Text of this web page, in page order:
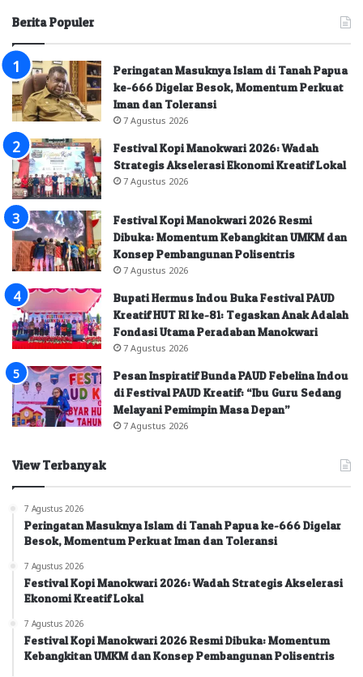
Berita Populer
Peringatan Masuknya Islam di Tanah Papua
ke-666 Digelar Besok, Momentum Perkuat
Iman dan Toleransi
7 Agustus 2026
Festival Kopi Manokwari 2026: Wadah
Strategis Akselerasi Ekonomi Kreatif Lokal
7 Agustus 2026
Festival Kopi Manokwari 2026 Resmi
Dibuka: Momentum Kebangkitan UMKM dan
Konsep Pembangunan Polisentris
7 Agustus 2026
Bupati Hermus Indou Buka Festival PAUD
Kreatif HUT RI ke-81: Tegaskan Anak Adalah
Fondasi Utama Peradaban Manokwari
7 Agustus 2026
Pesan Inspiratif Bunda PAUD Febelina Indou
di Festival PAUD Kreatif: “Ibu Guru Sedang
Melayani Pemimpin Masa Depan”
7 Agustus 2026
View Terbanyak
7 Agustus 2026
Peringatan Masuknya Islam di Tanah Papua ke-666 Digelar
Besok, Momentum Perkuat Iman dan Toleransi
7 Agustus 2026
Festival Kopi Manokwari 2026: Wadah Strategis Akselerasi
Ekonomi Kreatif Lokal
7 Agustus 2026
Festival Kopi Manokwari 2026 Resmi Dibuka: Momentum
Kebangkitan UMKM dan Konsep Pembangunan Polisentris